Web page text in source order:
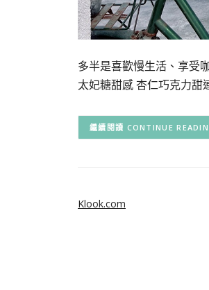
多半是喜歡慢生活、享受
太妃糖甜感 杏仁巧克力甜
CONTINUE
Klook.com